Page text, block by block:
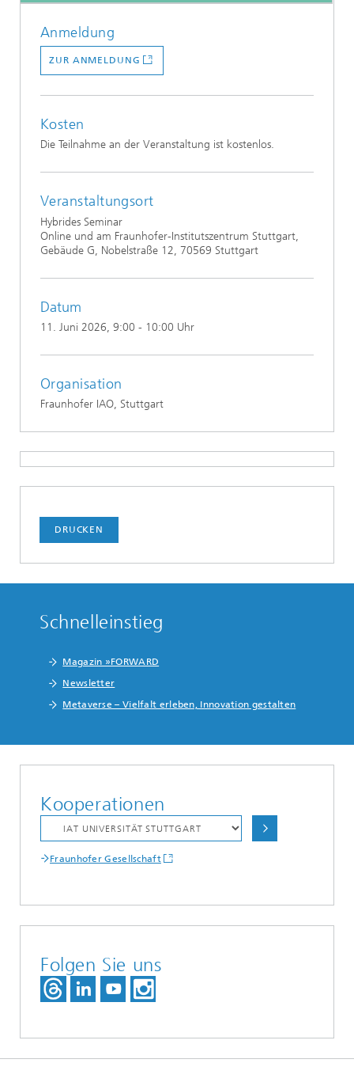
Anmeldung
ZUR ANMELDUNG
Kosten
Die Teilnahme an der Veranstaltung ist kostenlos.
Veranstaltungsort
Hybrides Seminar
Online und am Fraunhofer-Institutszentrum Stuttgart,
Gebäude G, Nobelstraße 12, 70569 Stuttgart
Datum
11. Juni 2026, 9:00 - 10:00 Uhr
Organisation
Fraunhofer IAO, Stuttgart
DRUCKEN
Schnelleinstieg
Magazin »FORWARD
Newsletter
Metaverse – Vielfalt erleben, Innovation gestalten
Kooperationen
Fraunhofer Gesellschaft
Folgen Sie uns